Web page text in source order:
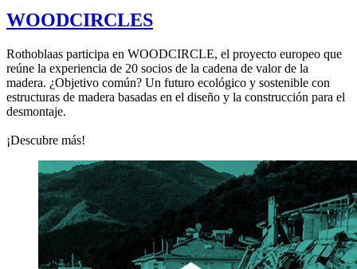
WOODCIRCLES
Rothoblaas participa en WOODCIRCLE, el proyecto europeo que
reúne la experiencia de 20 socios de la cadena de valor de la
madera. ¿Objetivo común? Un futuro ecológico y sostenible con
estructuras de madera basadas en el diseño y la construcción para el
desmontaje.
¡Descubre más!